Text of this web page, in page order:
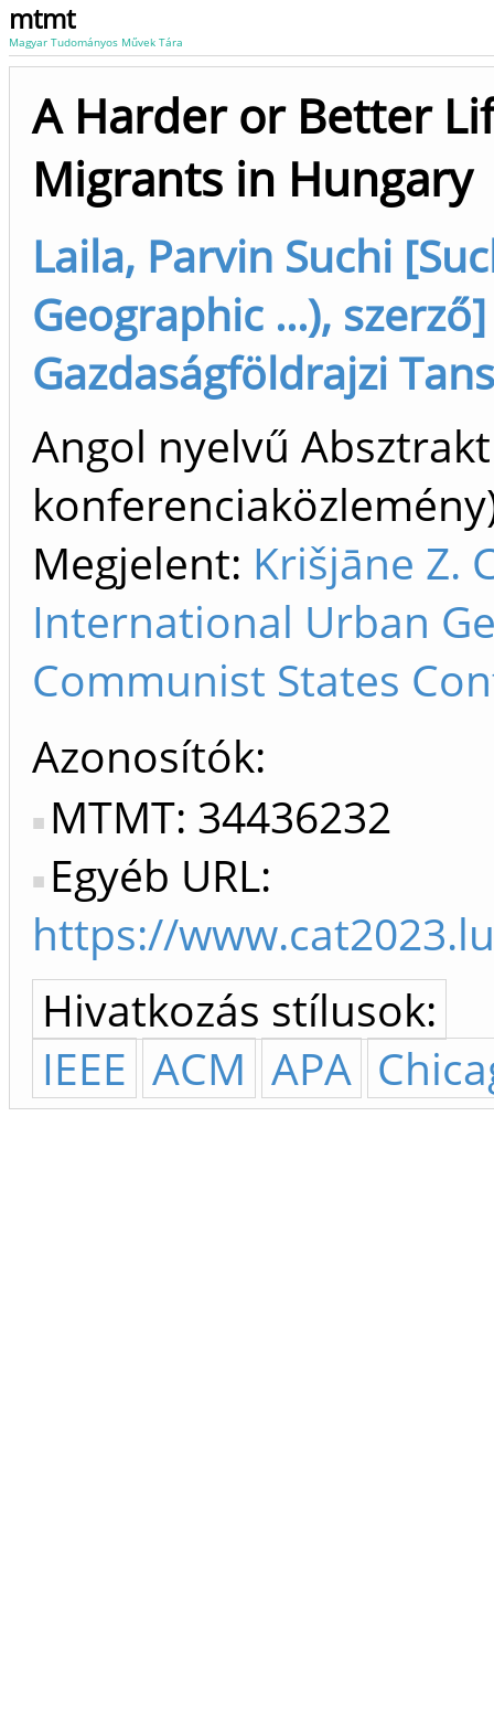
mtmt
Magyar Tudományos Művek Tára
A Harder or Better
Migrants in Hungary
Laila, Parvin Suchi
Geographic ...),
Gazdaságföldrajzi
Angol nyelvű
Megjelent: Krišjāne Z.
International Urban
Communist States
Azonosítók
MTMT: 34436232
Egyéb URL:
https://
Hivatkozás stílusok:
IEEE ACM APA